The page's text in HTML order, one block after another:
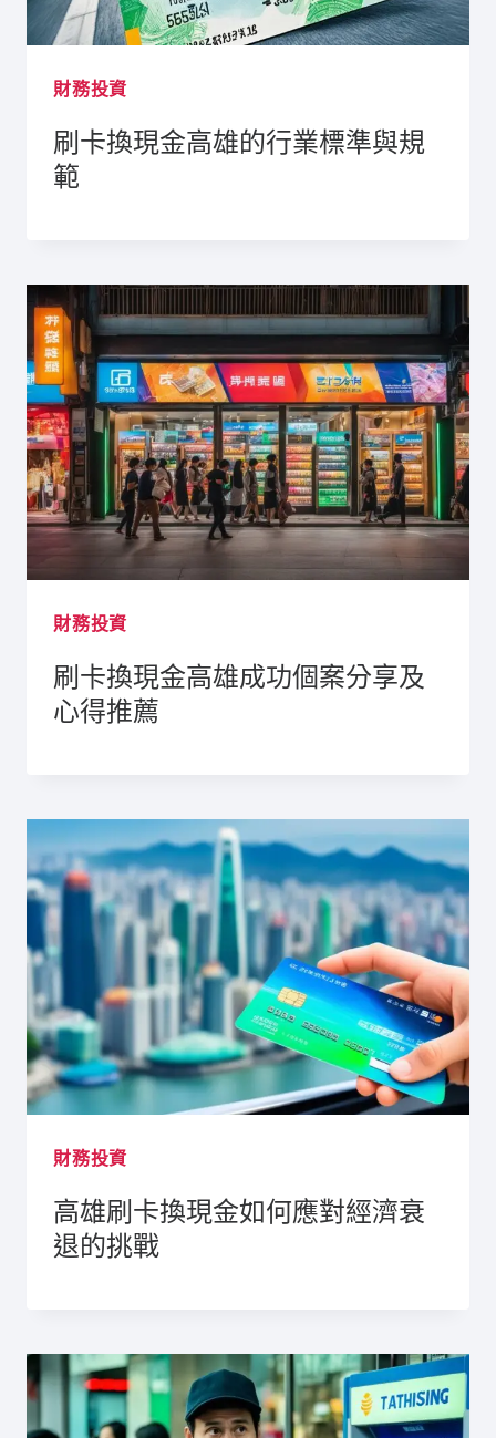
財務投資
刷卡換現金高雄的行業標準與規
範
財務投資
刷卡換現金高雄成功個案分享及
心得推薦
財務投資
高雄刷卡換現金如何應對經濟衰
退的挑戰